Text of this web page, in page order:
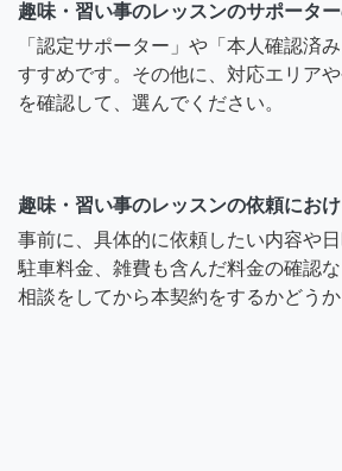
趣味・習い事のレッスンのサポータ
「認定サポーター」や「本人確認済
すすめです。その他に、対応エリア
を確認して、選んでください。
趣味・習い事のレッスンの依頼にお
事前に、具体的に依頼したい内容や
駐車料金、雑費も含んだ料金の確認
相談をしてから本契約をするかどうか